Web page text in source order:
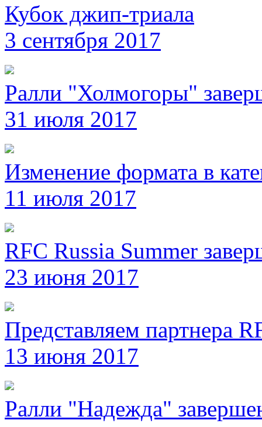
Кубок джип-триала
3 сентября 2017
Ралли "Холмогоры"
31 июля 2017
Изменение формата в
11 июля 2017
RFC Russia Summer
23 июня 2017
Представляем партнера
13 июня 2017
Ралли "Надежда"